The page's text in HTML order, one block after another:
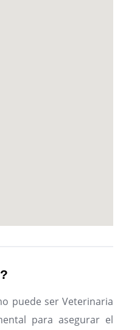
puede ser Veterinaria
para asegurar el